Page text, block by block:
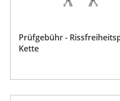
Prüfgebühr -
Kette